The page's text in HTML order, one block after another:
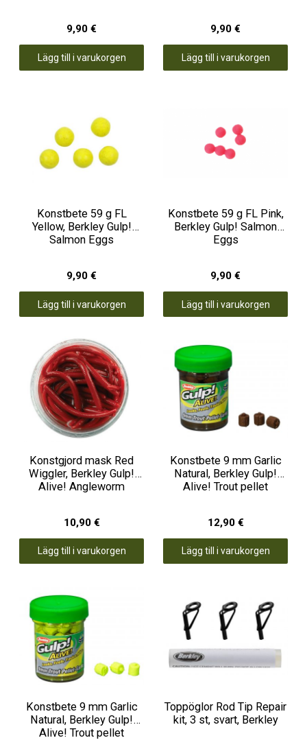
9,90 €
Lägg till i varukorgen
9,90 €
Lägg till i varukorgen
Konstbete 59 g FL
Yellow, Berkley Gulp!
Salmon Eggs
9,90 €
Lägg till i varukorgen
Konstbete 59 g FL Pink,
Berkley Gulp! Salmon
Eggs
9,90 €
Lägg till i varukorgen
Konstgjord mask Red
Wiggler, Berkley Gulp!
Alive! Angleworm
10,90 €
Lägg till i varukorgen
Konstbete 9 mm Garlic
Natural, Berkley Gulp!
Alive! Trout pellet
12,90 €
Lägg till i varukorgen
Konstbete 9 mm Garlic
Natural, Berkley Gulp!
Alive! Trout pellet
Toppöglor Rod Tip Repair
kit, 3 st, svart, Berkley